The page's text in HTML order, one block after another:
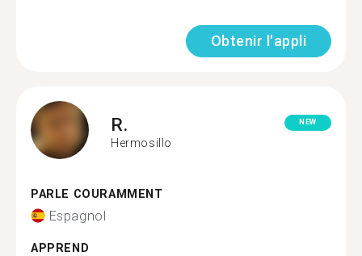
Obtenir l'appli
R.
Hermosillo
NEW
PARLE COURAMMENT
Espagnol
APPREND